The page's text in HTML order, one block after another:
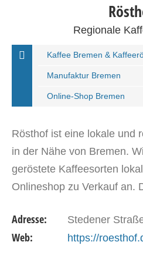
Regionale
Kaffee Bremen &
Manufaktur Bremen
Online-Shop Bremen
Rösthof ist eine lokale und
in der Nähe von Bremen.
geröstete Kaffeesorten
Onlineshop zu Verkauf an.
die wir wieder…
Adresse: Stedener
Web: https://